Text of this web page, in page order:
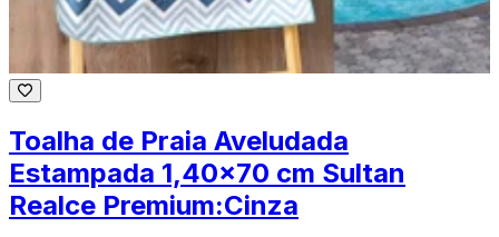
Toalha de Praia Aveludada
Estampada 1,40x70 cm Sultan
Realce Premium:Cinza